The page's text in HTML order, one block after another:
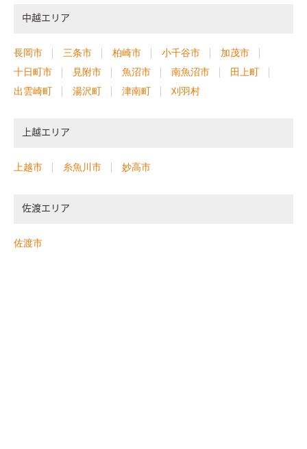
中越エリア
長岡市 三条市 柏崎市 小千谷市
加茂市
十日町市
見附市 魚沼市 南魚沼市
田上町
出雲崎町
湯沢町 津南町 刈羽村
上越エリア
上越市 糸魚川市 妙高市
佐渡エリア
佐渡市